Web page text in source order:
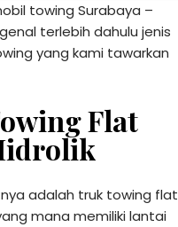
towing Surabaya –
terlebih dahulu jenis
yang kami tawarkan
Flat
adalah truk towing flat
mana memiliki lantai